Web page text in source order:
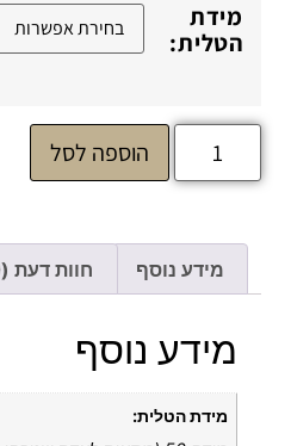
מידת
הטלית:
הוספה לסל
מידע נוסף חוות דעת (0)
מידע נוסף
מידת הטלית: